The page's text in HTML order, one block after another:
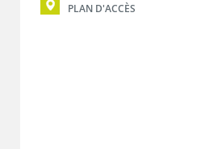
PLAN D'ACCÈS